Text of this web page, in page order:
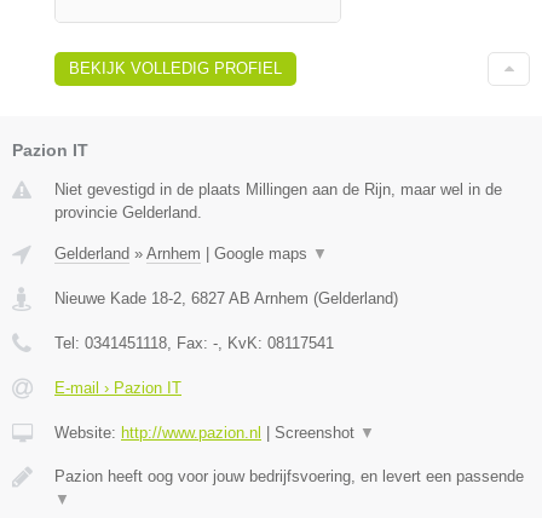
BEKIJK VOLLEDIG PROFIEL
Pazion IT
Niet gevestigd in de plaats Millingen aan de Rijn, maar wel in de
provincie Gelderland.
Gelderland » Arnhem Google maps ▼
Nieuwe Kade 18-2 6827 AB Arnhem (Gelderland)
Tel: 0341451118 , Fax: - , KvK: 08117541
E-mail › Pazion IT
Website: http://www.pazion.nl Screenshot ▼
Pazion heeft oog voor jouw bedrijfsvoering, en levert een passende
▼